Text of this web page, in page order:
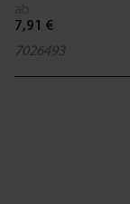
7,91 €
7026493